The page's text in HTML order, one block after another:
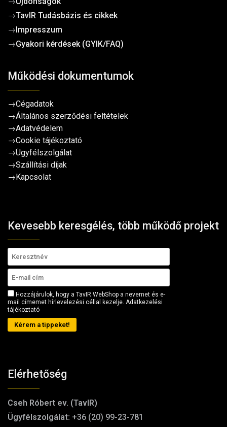
→TavIR Tudásbázis és cikkek
→Impresszum
→Gyakori kérdések (GYIK/FAQ)
Működési dokumentumok
→Cégadatok
→Általános szerződési feltételek
→Adatvédelem
→Cookie tájékoztató
→Ügyfélszolgálat
→Szállítási díjak
→Kapcsolat
Kevesebb keresgélés, több működő projekt
Hozzájárulok, hogy a TavIR WebShop a nevemet és e-
mail címemet hírlevelezési céllal kezelje. Adatkezelési
tájékoztató
Kérem a tippeket!
Elérhetőség
Cseh Róbert ev. (TavIR)
Ügyfélszolgálat: +36 (20) 99-23-781